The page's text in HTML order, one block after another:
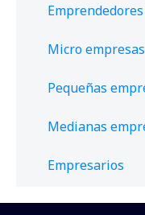
Emprendedores
Micro empresas
Pequeñas
Medianas
Empresarios